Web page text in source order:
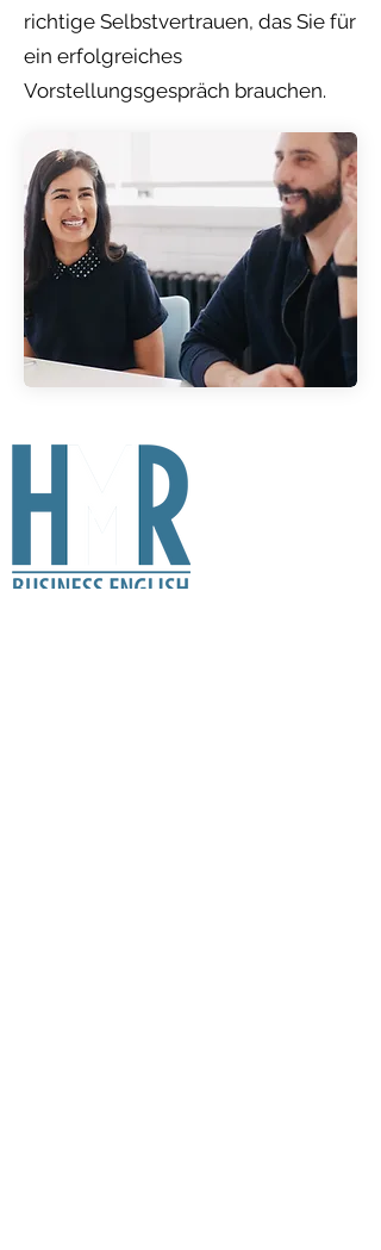
richtige Selbstvertrauen, das Sie für
ein erfolgreiches
Vorstellungsgespräch brauchen.